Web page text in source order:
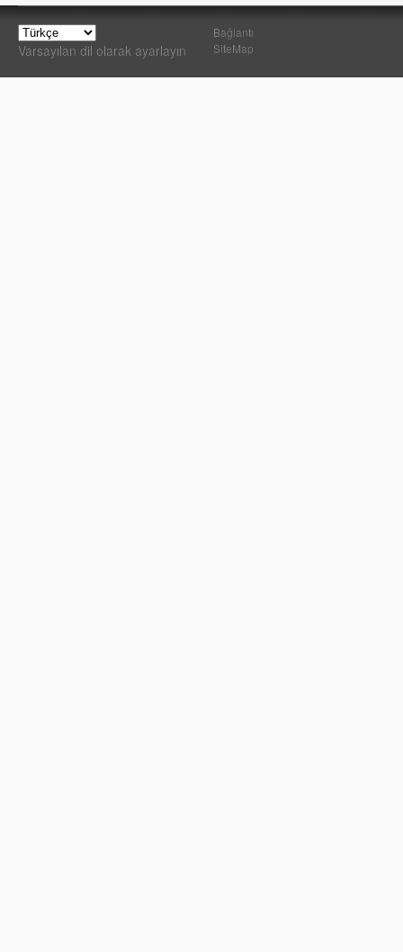
Varsayılan dil olarak ayarlayın
Bağlantı
SiteMap